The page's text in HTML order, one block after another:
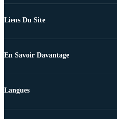
Liens Du Site
En Savoir Davantage
Langues